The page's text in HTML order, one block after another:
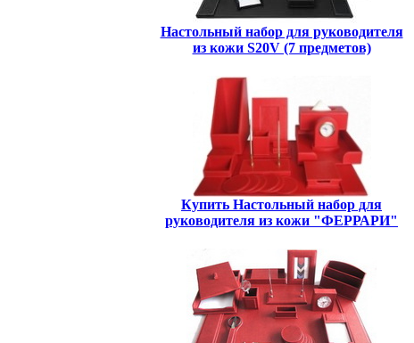
Настольный набор для руководителя
из кожи S20V (7 предметов)
Купить Настольный набор для
руководителя из кожи "ФЕРРАРИ"